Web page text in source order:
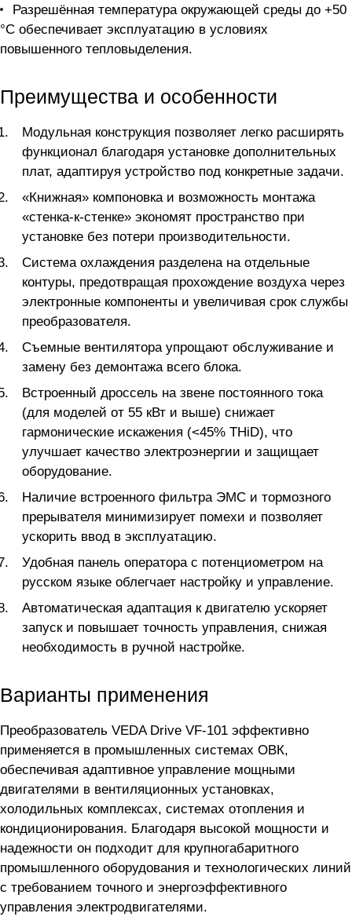
Разрешённая температура окружающей среды до +50
°C обеспечивает эксплуатацию в условиях
повышенного тепловыделения.
Преимущества и особенности
Модульная конструкция позволяет легко расширять
функционал благодаря установке дополнительных
плат, адаптируя устройство под конкретные задачи.
«Книжная» компоновка и возможность монтажа
«стенка-к-стенке» экономят пространство при
установке без потери производительности.
Система охлаждения разделена на отдельные
контуры, предотвращая прохождение воздуха через
электронные компоненты и увеличивая срок службы
преобразователя.
Съемные вентилятора упрощают обслуживание и
замену без демонтажа всего блока.
Встроенный дроссель на звене постоянного тока
(для моделей от 55 кВт и выше) снижает
гармонические искажения (<45% THiD), что
улучшает качество электроэнергии и защищает
оборудование.
Наличие встроенного фильтра ЭМС и тормозного
прерывателя минимизирует помехи и позволяет
ускорить ввод в эксплуатацию.
Удобная панель оператора с потенциометром на
русском языке облегчает настройку и управление.
Автоматическая адаптация к двигателю ускоряет
запуск и повышает точность управления, снижая
необходимость в ручной настройке.
Варианты применения
Преобразователь VEDA Drive VF-101 эффективно
применяется в промышленных системах ОВК,
обеспечивая адаптивное управление мощными
двигателями в вентиляционных установках,
холодильных комплексах, системах отопления и
кондиционирования. Благодаря высокой мощности и
надежности он подходит для крупногабаритного
промышленного оборудования и технологических линий
с требованием точного и энергоэффективного
управления электродвигателями.